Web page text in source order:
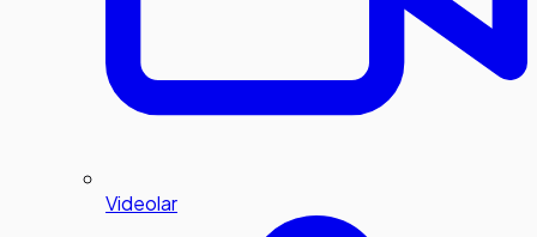
Videolar